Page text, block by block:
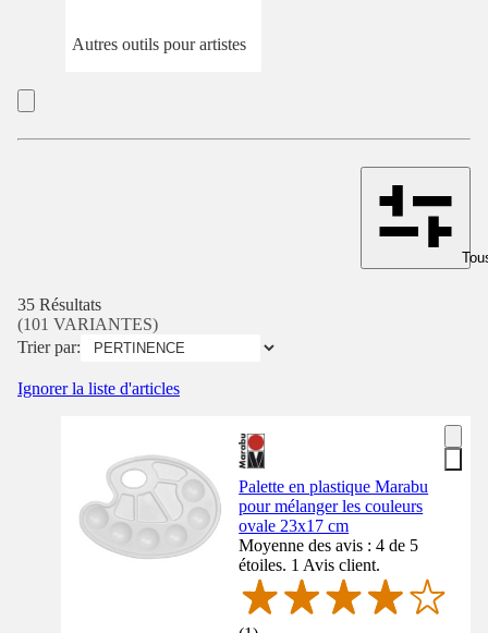
Autres outils pour artistes
35 Résultats
(101 VARIANTES)
Trier par:
Ignorer la liste d'articles
Palette en plastique Marabu
pour mélanger les couleurs
ovale 23x17 cm
Moyenne des avis : 4 de 5
étoiles. 1 Avis client.